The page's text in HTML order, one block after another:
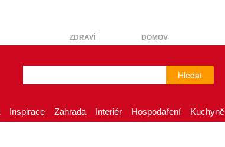
ZDRAVÍ DOMOV
Hledat
Inspirace Zahrada Interiér Hospodaření Kuchyně